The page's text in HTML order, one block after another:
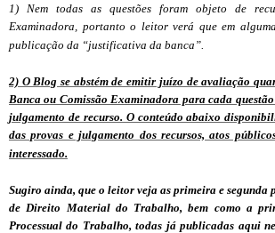
1) Nem todas as questões foram objeto de
Examinadora, portanto o leitor verá que em
publicação da “justificativa da banca”.
2) O Blog se abstém de emitir juízo de avaliação
Banca ou Comissão Examinadora para cada
julgamento de recurso. O conteúdo abaixo
das provas e julgamento dos recursos, atos
interessado.
Sugiro ainda, que o leitor veja as primeira e segunda
de Direito Material do Trabalho, bem como a
Processual do Trabalho, todas já publicadas aqui